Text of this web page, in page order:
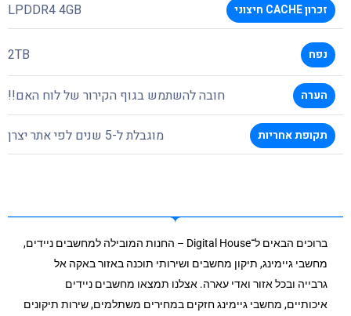
זכרון CACHE חיצוני LPDDR4 4GB
נפח 2TB
הערה חובה להשתמש בגוף הקירור של לוח האם!!
תקופת אחריות מוגבלת ל-5 שנים לפי אתר יצרן
ברוכים הבאים ל־Digital House – החנות המובילה למחשבים ניידים,
מחשבי גיימינג, תיקון מחשבים ושירותי תוכנה באזור באקה אל
גרבייה ובכל אזור ואדי עארה. אצלנו תמצאו מחשבים ניידים
איכותיים, מחשבי גיימינג חזקים במחירים משתלמים, שירות תיקונים